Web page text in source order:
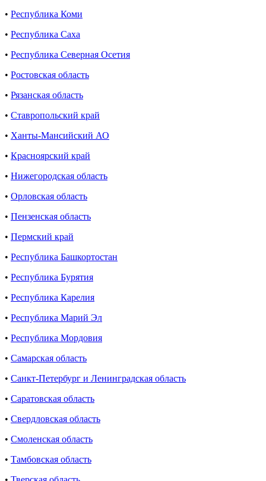
• Республика Коми
• Республика Саха
• Республика Северная Осетия
• Ростовская область
• Рязанская область
• Ставропольский край
• Ханты-Мансийский АО
• Красноярский край
• Нижегородская область
• Орловская область
• Пензенская область
• Пермский край
• Республика Башкортостан
• Республика Бурятия
• Республика Карелия
• Республика Марий Эл
• Республика Мордовия
• Самарская область
• Санкт-Петербург и Ленинградская область
• Саратовская область
• Свердловская область
• Смоленская область
• Тамбовская область